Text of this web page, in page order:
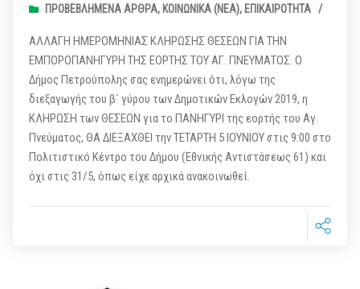
ΠΡΟΒΕΒΛΗΜΈΝΑ ΆΡΘΡΑ, ΚΟΙΝΩΝΙΚΆ (ΝΕΑ), ΕΠΙΚΑΙΡΌΤΗΤΑ /
ΑΛΛΑΓΗ ΗΜΕΡΟΜΗΝΙΑΣ ΚΛΗΡΩΣΗΣ ΘΕΣΕΩΝ ΓΙΑ ΤΗΝ
ΕΜΠΟΡΟΠΑΝΗΓΥΡΗ ΤΗΣ ΕΟΡΤΗΣ ΤΟΥ ΑΓ. ΠΝΕΥΜΑΤΟΣ. Ο
Δήμος Πετρούπολης σας ενημερώνει ότι, λόγω της
διεξαγωγής του β΄ γύρου των Δημοτικών Εκλογών 2019, η
ΚΛΗΡΩΣΗ των ΘΕΣΕΩΝ για το ΠΑΝΗΓΥΡΙ της εορτής του Αγ.
Πνεύματος, ΘΑ ΔΙΕΞΑΧΘΕΙ την ΤΕΤΑΡΤΗ 5 ΙΟΥΝΙΟΥ στις 9:00 στο
Πολιτιστικό Κέντρο του Δήμου (Εθνικής Αντιστάσεως 61) και
όχι στις 31/5, όπως είχε αρχικά ανακοινωθεί.